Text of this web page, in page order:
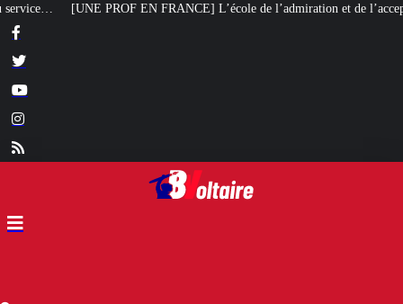
L’école de l’admiration et de l’acceptation [VOS COMMENTAIRES]